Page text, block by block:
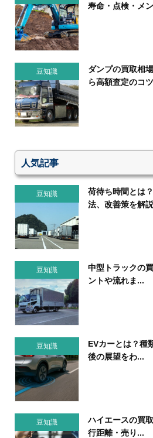
寿命・点検・メ
豆知識
ダンプの買取相
ら高額査定のコ
人気記事
豆知識
荷待ち時間とは
法、改善策を解説
豆知識
中型トラックの
ントや流れま...
豆知識
EVカーとは？種
後の展望をわ...
豆知識
ハイエースの買
行距離・売り...